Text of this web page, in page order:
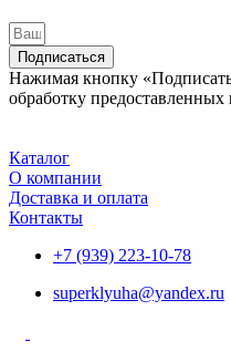
Подписаться
Нажимая кнопку
обработку
Каталог
О компании
Доставка и оплата
Контакты
+7 (939) 223-10-78
superklyuha@yandex.ru